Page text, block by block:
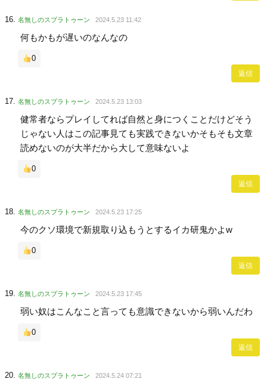
名無しのスプラトゥーン 2024.5.23 11:42
何もかもが遅いのなんなの
0
返信
名無しのスプラトゥーン 2024.5.23 13:03
健常者ならプレイしてれば自然と身につくことだけどそう
じゃない人はこの記事見ても実践できないかそもそも文章
読めないのが大半だから大して意味ないよ
0
返信
名無しのスプラトゥーン 2024.5.23 17:25
今のクソ環境で新規取り込もうとするイカ研鬼かよw
0
返信
名無しのスプラトゥーン 2024.5.23 17:45
弱い奴はこんなこと言っても意識できないから弱いんだわ
0
返信
名無しのスプラトゥーン 2024.5.24 07:21